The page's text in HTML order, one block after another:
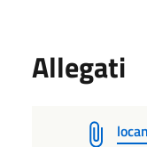
Allegati